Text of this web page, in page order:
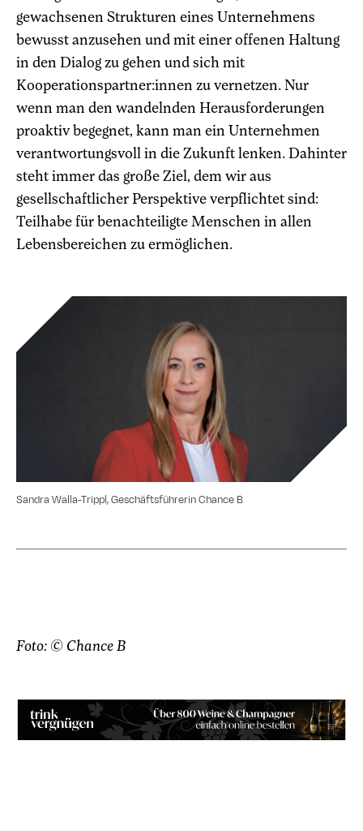
gewachsenen Strukturen eines Unternehmens
bewusst anzusehen und mit einer offenen Haltung
in den Dialog zu gehen und sich mit
Kooperationspartner:innen zu vernetzen. Nur
wenn man den wandelnden Herausforderungen
proaktiv begegnet, kann man ein Unternehmen
verantwortungsvoll in die Zukunft lenken. Dahinter
steht immer das große Ziel, dem wir aus
gesellschaftlicher Perspektive verpflichtet sind:
Teilhabe für benachteiligte Menschen in allen
Lebensbereichen zu ermöglichen.
Sandra Walla-Trippl, Geschäftsführerin Chance B
Foto: © Chance B